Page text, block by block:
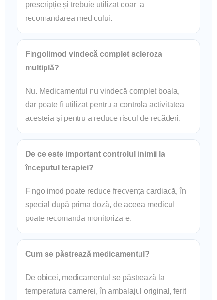
prescripție și trebuie utilizat doar la
recomandarea medicului.
Fingolimod vindecă complet scleroza
multiplă?
Nu. Medicamentul nu vindecă complet boala,
dar poate fi utilizat pentru a controla activitatea
acesteia și pentru a reduce riscul de recăderi.
De ce este important controlul inimii la
începutul terapiei?
Fingolimod poate reduce frecvența cardiacă, în
special după prima doză, de aceea medicul
poate recomanda monitorizare.
Cum se păstrează medicamentul?
De obicei, medicamentul se păstrează la
temperatura camerei, în ambalajul original, ferit